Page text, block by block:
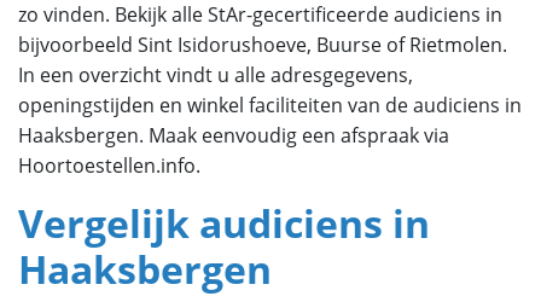
zo vinden. Bekijk alle StAr-gecertificeerde audiciens in
bijvoorbeeld Sint Isidorushoeve, Buurse of Rietmolen.
In een overzicht vindt u alle adresgegevens,
openingstijden en winkel faciliteiten van de audiciens in
Haaksbergen. Maak eenvoudig een afspraak via
Hoortoestellen.info.
Vergelijk audiciens in
Haaksbergen